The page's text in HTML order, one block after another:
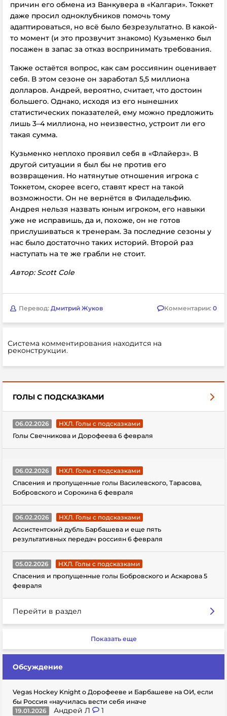
причин его обмена из Ванкувера в «Калгари». Токкет
даже просил одноклубников помочь тому
адаптироваться, но всё было безрезультатно. В какой-
то момент (и это прозвучит знакомо) Кузьменко был
посажен в запас за отказ воспринимать требования.
Также остаётся вопрос, как сам россиянин оценивает
себя. В этом сезоне он заработал 5,5 миллиона
долларов. Андрей, вероятно, считает, что достоин
большего. Однако, исходя из его нынешних
статистических показателей, ему можно предложить
лишь 3–4 миллиона, но неизвестно, устроит ли его
такая сумма.
Кузьменко неплохо проявил себя в «Флайерз». В
другой ситуации я был бы не против его
возвращения. Но натянутые отношения игрока с
Токкетом, скорее всего, ставят крест на такой
возможности. Он не вернётся в Филадельфию.
Андрея нельзя назвать юным игроком, его навыки
уже не исправишь, да и, похоже, он не готов
прислушиваться к тренерам. За последние сезоны у
нас было достаточно таких историй. Второй раз
наступать на те же грабли не стоит.
Автор: Scott Cole
Перевод: Дмитрий Жуков Комментарии: 0
Система комментирования находится на
реконструкции.
ГОЛЫ С ПОДСКАЗКАМИ
06.02.2026
НХЛ. Голы с подсказками
Голы Свечникова и Дорофеева 6 февраля
06.02.2026
НХЛ. Голы с подсказками
Спасения и пропущенные голы Василевского, Тарасова,
Бобровского и Сорокина 6 февраля
06.02.2026
НХЛ. Голы с подсказками
Ассистентский дубль Барбашева и еще пять
результативных передач россиян 6 февраля
05.02.2026
НХЛ. Голы с подсказками
Спасения и пропущенные голы Бобровского и Аскарова 5
февраля
Перейти в раздел
Показать еще
Обсуждение
Vegas Hockey Knight о Дорофееве и Барбашеве на ОИ, если
бы Россия «научилась вести себя иначе
19.01.2026
Андрей Л 1